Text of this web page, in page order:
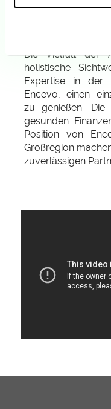
Die Vielfalt der
holistische
Expertise in der
Encevo, einen
zu genießen. Die
gesunden
Position von
Großregion
zuverlässigen